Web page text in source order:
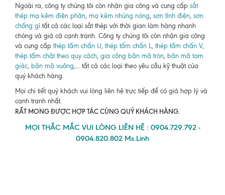
Ngoài ra, công ty chúng tôi còn nhận gia công và cung cấp sắt
thép mạ kẽm điện phân, mạ kẽm nhúng nóng, sơn tỉnh điện, sơn
chống gỉ tất cả các loại sắt thép với thời gian làm hàng nhanh
chóng và giá cả cạnh tranh. Công ty chúng tôi còn nhận gia công
và cung cấp thép tấm chấn U, thép tấm chấn L, thép tấm chấn V,
thép tấm chặt theo quy cách, gia công bãn mã tròn, bãn mã tam
giác, bãn mã vuông,... tất cả các loại theo yêu cầu kỹ thuật của
quý khách hàng.
Mọi chi tiết quý khách vui lòng liên hệ trực tiếp để có giá hợp lý và
cạnh tranh nhất.
RẤT MONG ĐƯỢC HỢP TÁC CÙNG QUÝ KHÁCH HÀNG.
MỌI THẮC MẮC VUI LÒNG LIÊN HỆ : 0904.729.792 -
0904.820.802 Ms.Linh